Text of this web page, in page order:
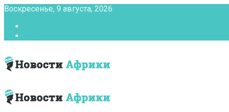
Воскресенье, 9 августа, 2026